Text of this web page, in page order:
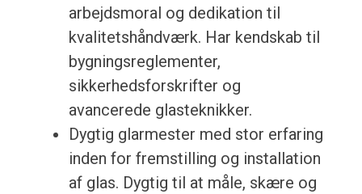
arbejdsmoral og dedikation til
kvalitetshåndværk. Har kendskab til
bygningsreglementer,
sikkerhedsforskrifter og
avancerede glasteknikker.
Dygtig glarmester med stor erfaring
inden for fremstilling og installation
af glas. Dygtig til at måle, skære og